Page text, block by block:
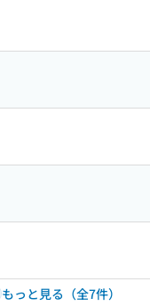
もっと見る（全7件）